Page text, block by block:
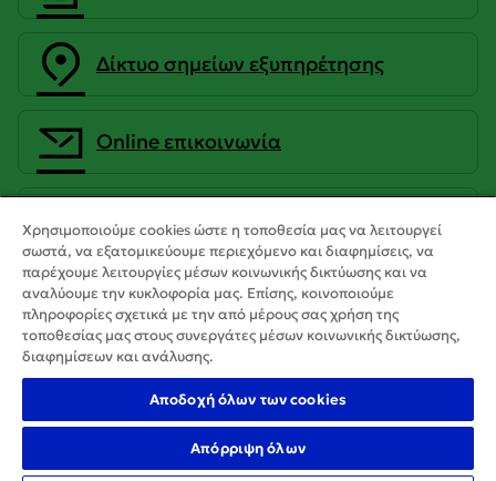
Δίκτυο σημείων εξυπηρέτησης
Οnline επικοινωνία
CrediaBank Ανώνυμη Τραπεζική
Εταιρεία
Χρησιμοποιούμε cookies ώστε η τοποθεσία μας να λειτουργεί
σωστά, να εξατομικεύουμε περιεχόμενο και διαφημίσεις, να
παρέχουμε λειτουργίες μέσων κοινωνικής δικτύωσης και να
αναλύουμε την κυκλοφορία μας. Επίσης, κοινοποιούμε
πληροφορίες σχετικά με την από μέρους σας χρήση της
τοποθεσίας μας στους συνεργάτες μέσων κοινωνικής δικτύωσης,
διαφημίσεων και ανάλυσης.
Αποδοχή όλων των cookies
Απόρριψη όλων